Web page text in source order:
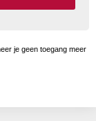
je geen toegang meer